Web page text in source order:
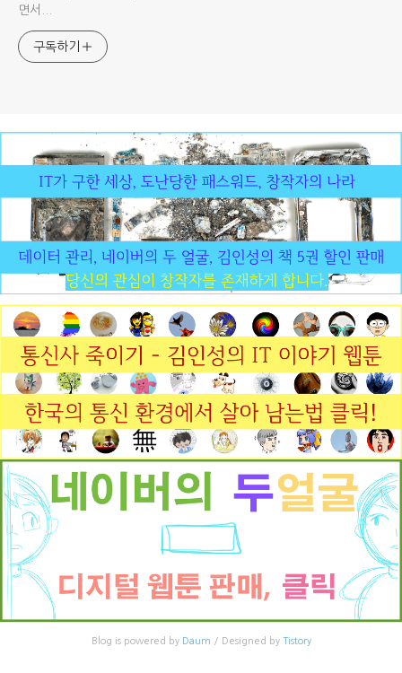
면서...
구독하기
Blog is powered by Daum / Designed by Tistory